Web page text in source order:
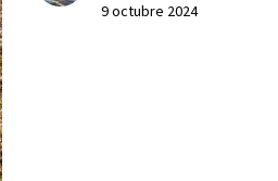
9 octubre 2024